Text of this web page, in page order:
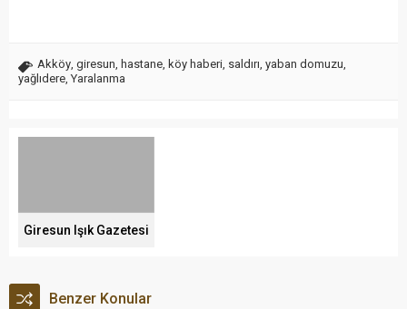
Akköy, giresun, hastane, köy haberi, saldırı, yaban domuzu,
yağlıdere, Yaralanma
Giresun Işık Gazetesi
Benzer Konular